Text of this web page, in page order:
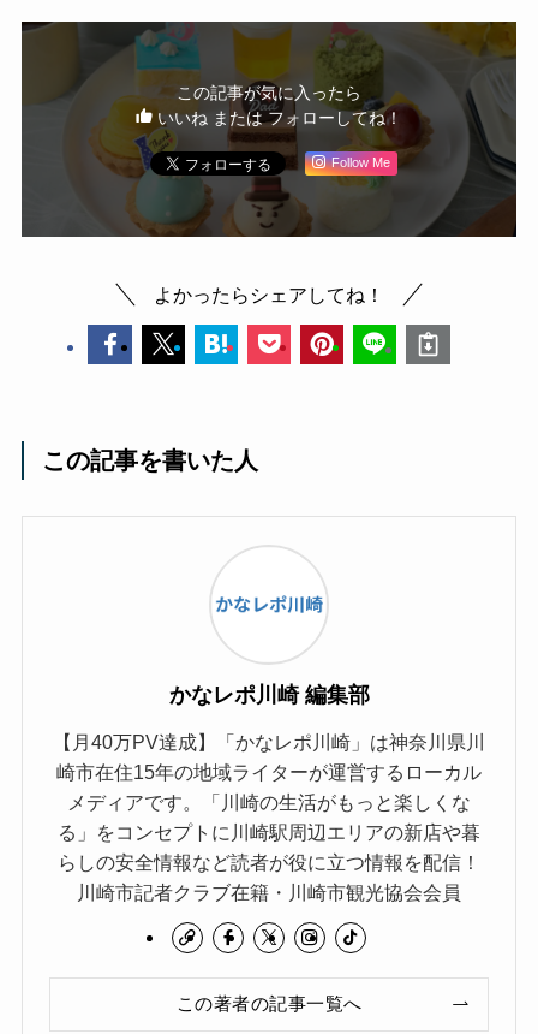
この記事が気に入ったら
いいね または フォローしてね！
Follow Me
よかったらシェアしてね！
この記事を書いた人
かなレポ川崎 編集部
【月40万PV達成】「かなレポ川崎」は神奈川県川
崎市在住15年の地域ライターが運営するローカル
メディアです。「川崎の生活がもっと楽しくな
る」をコンセプトに川崎駅周辺エリアの新店や暮
らしの安全情報など読者が役に立つ情報を配信！
川崎市記者クラブ在籍・川崎市観光協会会員
この著者の記事一覧へ